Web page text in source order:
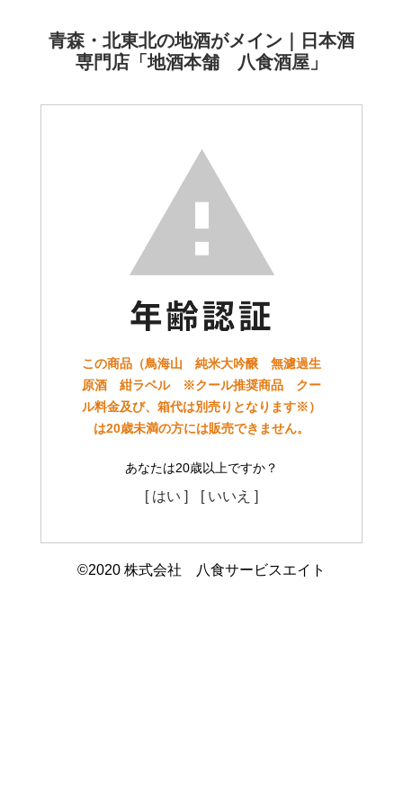
青森・北東北の地酒がメイン｜日本酒
専門店「地酒本舗 八食酒屋」
この商品（鳥海山 純米大吟醸 無濾過生
原酒 紺ラベル ※クール推奨商品 クー
ル料金及び、箱代は別売りとなります※）
は20歳未満の方には販売できません。
あなたは20歳以上ですか？
[ はい ] [ いいえ ]
©2020 株式会社 八食サービスエイト